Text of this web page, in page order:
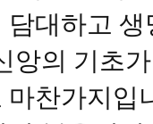
담대하고
앙의 기초
마찬가지입